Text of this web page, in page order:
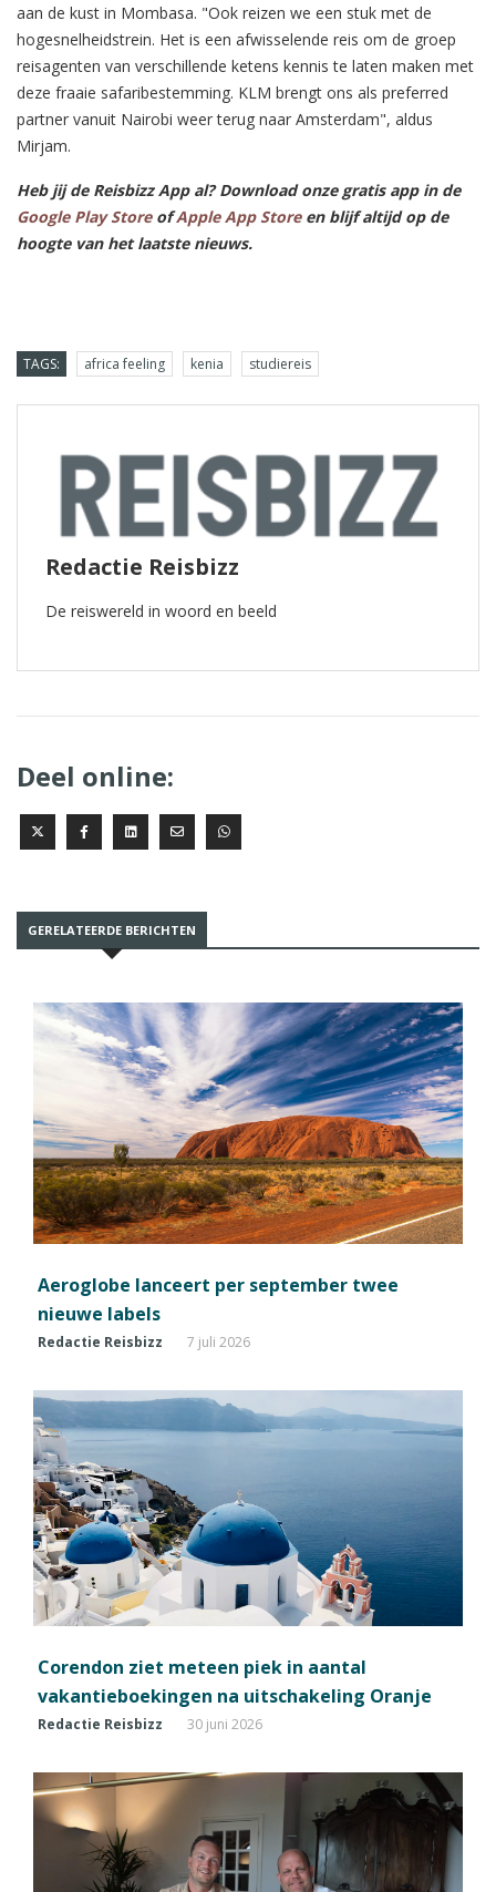
aan de kust in Mombasa. "Ook reizen we een stuk met de
hogesnelheidstrein. Het is een afwisselende reis om de groep
reisagenten van verschillende ketens kennis te laten maken met
deze fraaie safaribestemming. KLM brengt ons als preferred
partner vanuit Nairobi weer terug naar Amsterdam", aldus
Mirjam.
Heb jij de Reisbizz App al? Download onze gratis app in de
Google Play StoreofApple App Store en blijf altijd op de
hoogte van het laatste nieuws.
TAGS: africa feeling kenia studiereis
Redactie Reisbizz
De reiswereld in woord en beeld
Deel online:
GERELATEERDE BERICHTEN
Aeroglobe lanceert per september twee
nieuwe labels
Redactie Reisbizz 7 juli 2026
Corendon ziet meteen piek in aantal
vakantieboekingen na uitschakeling Oranje
Redactie Reisbizz 30 juni 2026